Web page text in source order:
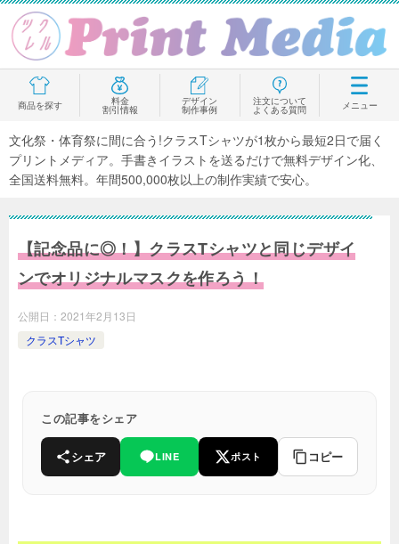
商品を探す 料金
割引情報
デザイン
制作事例
注文について
よくある質問 メニュー
文化祭・体育祭に間に合う!クラスTシャツが1枚から最短2日で届く
プリントメディア。手書きイラストを送るだけで無料デザイン化、
全国送料無料。年間500,000枚以上の制作実績で安心。
【記念品に◎！】クラスTシャツと同じデザイ
ンでオリジナルマスクを作ろう！
公開日： 2021年2月13日
クラスTシャツ
この記事をシェア
シェア LINE ポスト コピー